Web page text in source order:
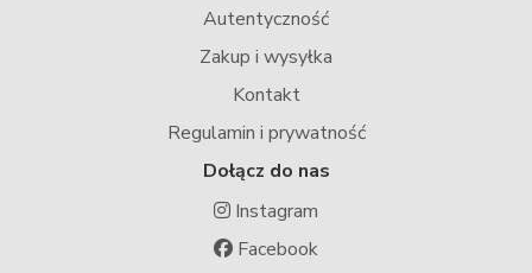
Autentyczność
Zakup i wysyłka
Kontakt
Regulamin i prywatność
Dołącz do nas
Instagram
Facebook